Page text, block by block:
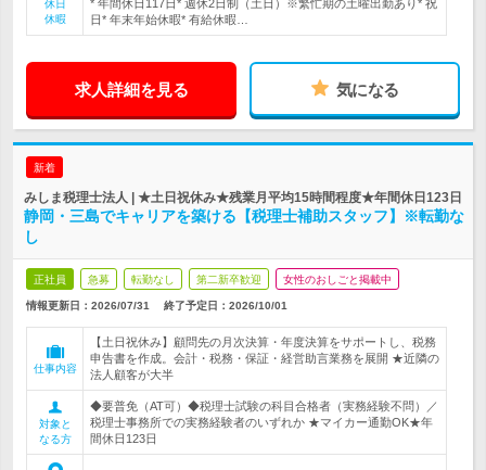
休日
休暇
* 年間休日117日* 週休2日制（土日）※繁忙期の土曜出勤あり* 祝
日* 年末年始休暇* 有給休暇…
求人詳細を見る 気になる
新着
みしま税理士法人 | ★土日祝休み★残業月平均15時間程度★年間休日123日
静岡・三島でキャリアを築ける【税理士補助スタッフ】※転勤な
し
正社員 急募 転勤なし 第二新卒歓迎 女性のおしごと掲載中
情報更新日：2026/07/31 終了予定日： 2026/10/01
仕事内容
【土日祝休み】顧問先の月次決算・年度決算をサポートし、税務
申告書を作成。会計・税務・保証・経営助言業務を展開 ★近隣の
法人顧客が大半
対象と
なる方
◆要普免（AT可）◆税理士試験の科目合格者（実務経験不問）／
税理士事務所での実務経験者のいずれか ★マイカー通勤OK★年
間休日123日